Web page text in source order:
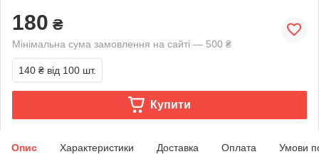
180 ₴
Мінімальна сума замовлення на сайті — 500 ₴
140 ₴ від 100 шт.
Купити
Опис Характеристики Доставка Оплата Умови